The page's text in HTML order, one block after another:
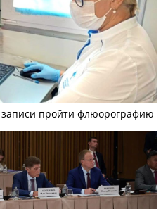
пройти флюорографию